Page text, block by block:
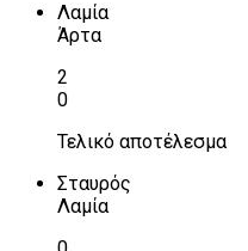
Λαμία
Άρτα
2
0
Τελικό αποτέλεσμα
Σταυρός
Λαμία